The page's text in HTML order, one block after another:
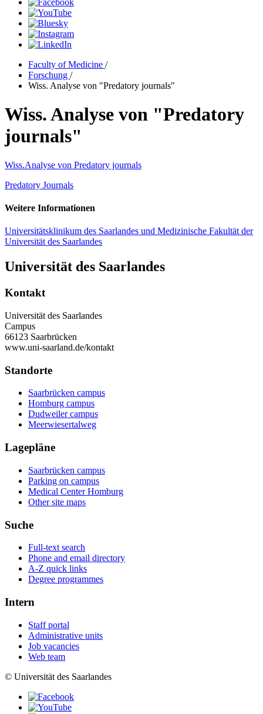
Faculty of Medicine /
Forschung /
Wiss. Analyse von "Predatory journals"
Wiss. Analyse von "Predatory
journals"
Wiss.Analyse von Predatory journals
Predatory Journals
Weitere Informationen
Universitätsklinikum des Saarlandes und Medizinische Fakultät der
Universität des Saarlandes
Universität des Saarlandes
Kontakt
Universität des Saarlandes
Campus
66123 Saarbrücken
www.uni-saarland.de/kontakt
Standorte
Saarbrücken campus
Homburg campus
Dudweiler campus
Meerwiesertalweg
Lagepläne
Saarbrücken campus
Parking on campus
Medical Center Homburg
Other site maps
Suche
Full-text search
Phone and email directory
A-Z quick links
Degree programmes
Intern
Staff portal
Administrative units
Job vacancies
Web team
© Universität des Saarlandes